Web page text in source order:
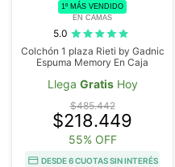
1º MÁS VENDIDO
EN CAMAS
5.0
Colchón 1 plaza Rieti by Gadnic
Espuma Memory En Caja
Llega GratisHoy
$485.442
$218.449
55% OFF
DESDE 6 CUOTAS SIN INTERÉS